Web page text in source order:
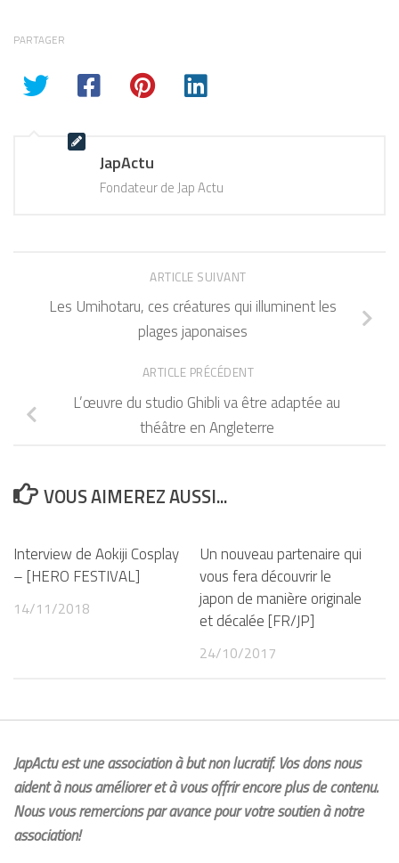
PARTAGER
JapActu
Fondateur de Jap Actu
ARTICLE SUIVANT
Les Umihotaru, ces créatures qui illuminent les
plages japonaises
ARTICLE PRÉCÉDENT
L’œuvre du studio Ghibli va être adaptée au
théâtre en Angleterre
VOUS AIMEREZ AUSSI...
Interview de Aokiji Cosplay
– [HERO FESTIVAL]
14/11/2018
Un nouveau partenaire qui
vous fera découvrir le
japon de manière originale
et décalée [FR/JP]
24/10/2017
JapActu est une association à but non lucratif. Vos dons nous
aident à nous améliorer et à vous offrir encore plus de contenu.
Nous vous remercions par avance pour votre soutien à notre
association!